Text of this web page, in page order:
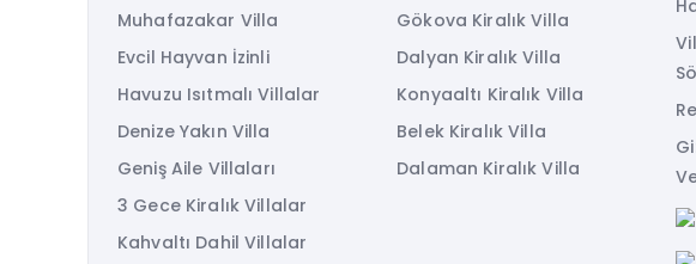
Muhafazakar Villa
Evcil Hayvan İzinli
Havuzu Isıtmalı Villalar
Denize Yakın Villa
Geniş Aile Villaları
3 Gece Kiralık Villalar
Kahvaltı Dahil Villalar
Gökova Kiralık Villa
Dalyan Kiralık Villa
Konyaaltı Kiralık Villa
Belek Kiralık Villa
Dalaman Kiralık Villa